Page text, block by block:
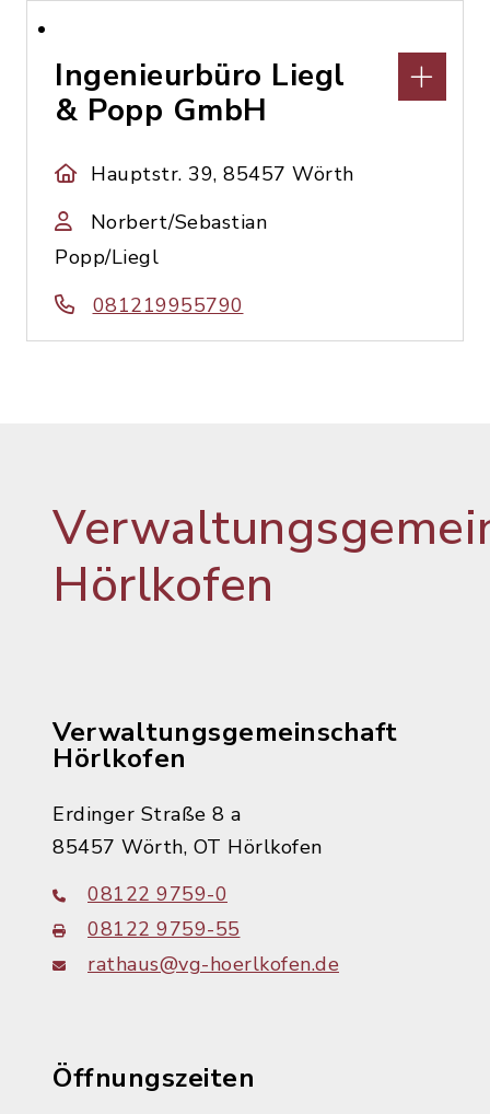
Ingenieurbüro Liegl
& Popp GmbH
Hauptstr. 39, 85457 Wörth
Norbert/Sebastian
Popp/Liegl
081219955790
Hörlkofen
Verwaltungsgemeinschaft
Hörlkofen
Erdinger Straße 8 a
85457 Wörth, OT Hörlkofen
08122 9759-0
08122 9759-55
rathaus@vg-hoerlkofen.de
Öffnungszeiten